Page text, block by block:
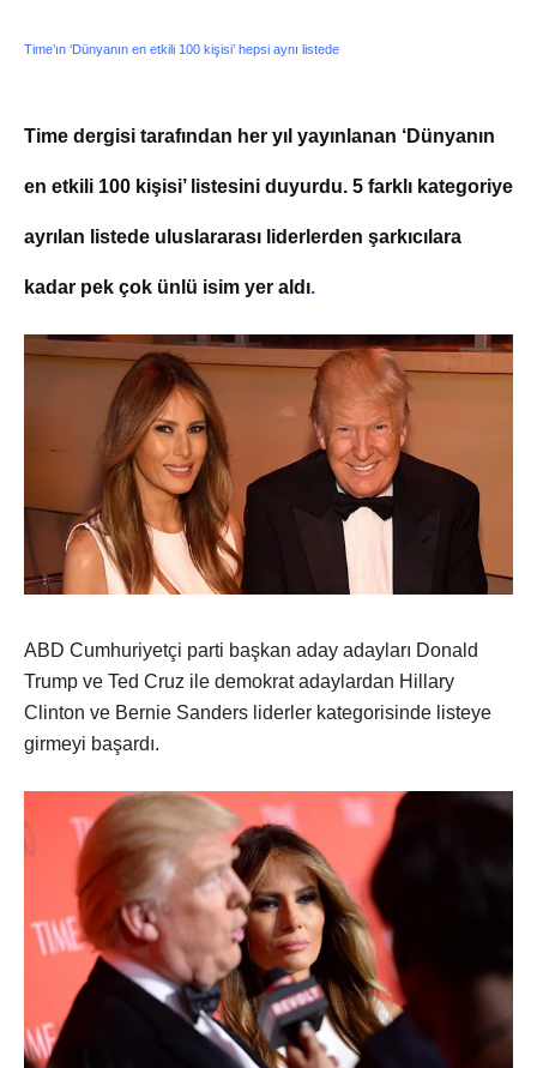
Time’ın ‘Dünyanın en etkili 100 kişisi’ hepsi aynı listede
Time dergisi tarafından her yıl yayınlanan ‘Dünyanın
en etkili 100 kişisi’ listesini duyurdu. 5 farklı kategoriye
ayrılan listede uluslararası liderlerden şarkıcılara
kadar pek çok ünlü isim yer aldı.
ABD Cumhuriyetçi parti başkan aday adayları Donald
Trump ve Ted Cruz ile demokrat adaylardan Hillary
Clinton ve Bernie Sanders liderler kategorisinde listeye
girmeyi başardı.